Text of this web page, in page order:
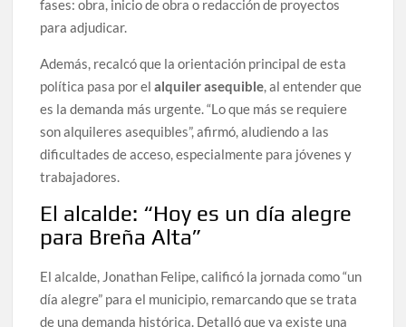
fases: obra, inicio de obra o redacción de proyectos
para adjudicar.
Además, recalcó que la orientación principal de esta
política pasa por elalquiler asequible, al entender que
es la demanda más urgente. “Lo que más se requiere
son alquileres asequibles”, afirmó, aludiendo a las
dificultades de acceso, especialmente para jóvenes y
trabajadores.
El alcalde: “Hoy es un día alegre
para Breña Alta”
El alcalde, Jonathan Felipe, calificó la jornada como “un
día alegre” para el municipio, remarcando que se trata
de una demanda histórica. Detalló que ya existe una